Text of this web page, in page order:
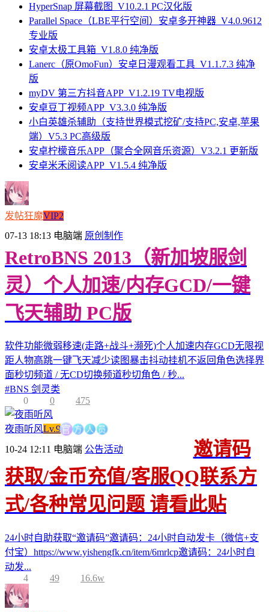
HyperSnap 屏幕截图_V10.2.1 PC汉化版
Parallel Space（LBE平行空间）安卓多开神器_V4.0.9612
专业版
安卓太极工具箱_V1.8.0 纯净版
Lanerc（原OmoFun）安卓日漫观看工具_V1.1.7.3 纯净
版
myDV 第三方抖音APP_V1.2.19 TV电视版
安卓豆丁视频APP_V3.3.0 纯净版
小白英雄杀辅助（支持世界模式挖矿/支持PC,安卓,苹果
端）V5.3 PC高级版
安卓柠檬音乐APP（聚合全网音乐资源）V3.2.1 更新版
安卓米禾阅读APP_V1.5.4 纯净版
发帖狂魔VIP2
07-13 18:13 电脑端 原创制作
RetroBNS 2013（新加坡服剑
灵）个人加速/内存GCD/一键
飞天辅助 PC版
软件功能微弱移速(走路+战斗+濒死)个人加速内存GCD无限视
距人物高跳一键飞天减少读图暴击抖动挂机不返回角色选择界
面秒切频道 / 无CD切换频道秒切角色 / 秒...
#BNS 剑灵类
0
0 475
夜雨听风Lv.9官方人员
10-24 12:11 电脑端 公告活动
邀请码
获取/金币充值/客服QQ联系方
式/各种常见问题 请看此贴
24小时自助获取“邀请码”邀请码：24小时自动发卡（微信+支
付宝）https://www.yishengfk.cn/item/6mrlcp邀请码：24小时自
动发...
4
49 16.6w